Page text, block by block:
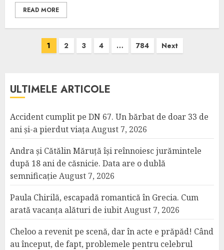
READ MORE
1 2 3 4 … 784 Next
ULTIMELE ARTICOLE
Accident cumplit pe DN 67. Un bărbat de doar 33 de
ani și-a pierdut viațaAugust 7, 2026
Andra și Cătălin Măruță își reînnoiesc jurămintele
după 18 ani de căsnicie. Data are o dublă
semnificație August 7, 2026
Paula Chirilă, escapadă romantică în Grecia. Cum
arată vacanța alături de iubitAugust 7, 2026
Cheloo a revenit pe scenă, dar în acte e prăpăd! Când
au început, de fapt, problemele pentru celebrul